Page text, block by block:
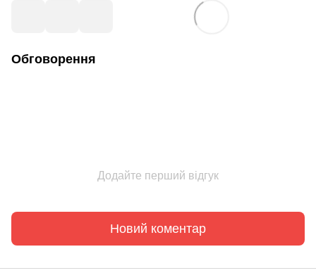
Обговорення
Додайте перший відгук
Новий коментар